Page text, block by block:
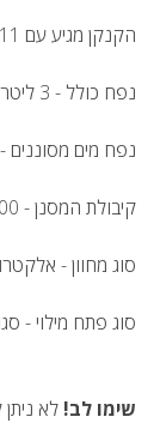
הקנקן מגיע עם 11 מסנני יונימקס
נפח כולל - 3 ליטרים
נפח מים מסוננים - 1.5 ליטרים
קיבולת המסנן - 150-200 ליטר מים לחודש (תלוי באיכותם)
סוג מחוון -
סוג פתח מילוי -
שימו לב! לא